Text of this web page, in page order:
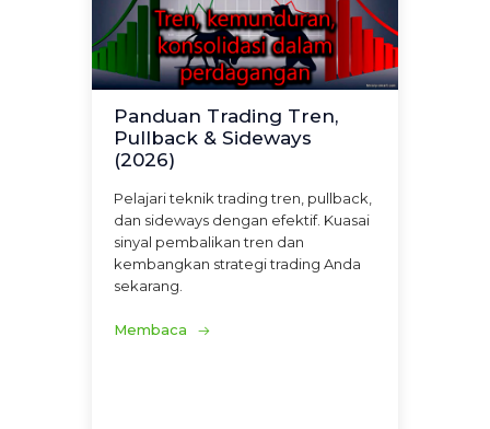
Panduan Trading Tren,
Pullback & Sideways
(2026)
Pelajari teknik trading tren, pullback,
dan sideways dengan efektif. Kuasai
sinyal pembalikan tren dan
kembangkan strategi trading Anda
sekarang.
Membaca